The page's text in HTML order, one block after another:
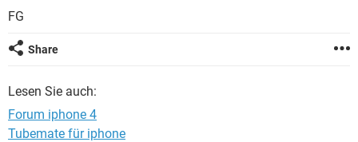
FACEBOOK
FG
Share
Lesen Sie auch:
Forum iphone 4
Tubemate für iphone